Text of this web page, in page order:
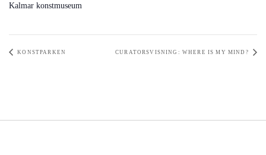
Kalmar konstmuseum
KONSTPARKEN CURATORSVISNING: WHERE IS MY MIND?